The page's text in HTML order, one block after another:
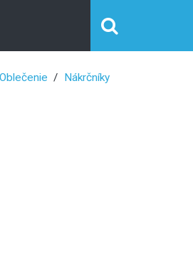
Oblečenie Nákrčníky